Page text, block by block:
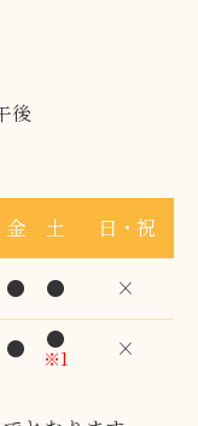
後
金 土 日・祝
● ● ×
● ●
※1
×